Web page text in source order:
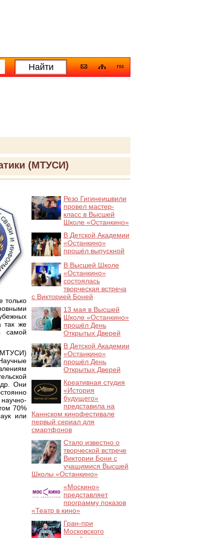
(МТУСИ)
только
так же
самой
Они
70%
или
Резо Гигинеишвили
провел мастер-
класс в Высшей
Школе «Останкино»
В Детской Академии
«Останкино»
прошёл выпускной
В Высшей Школе
«Останкино»
состоялась
творческая встреча
с Викторией Боней
13 мая в Высшей
Школе «Останкино»
прошёл День
Открытых Дверей
В Детской Академии
«Останкино»
прошёл День
Открытых Дверей
Креативная студия
«История
будущего»
представила на
Каннском кинофестивале
первый сериал для
смартфонов
Стало известно о
творческой встрече
Виктории Бони с
учащимися Высшей
Школы «Останкино»
«Москино»
представляет
программу показов
«Театр в кино»
Гран-при
Московского